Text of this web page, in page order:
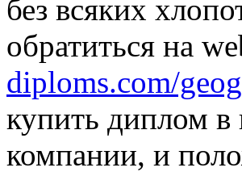
без всяких
обратиться на
diploms.com/
купить диплом в
компании, и